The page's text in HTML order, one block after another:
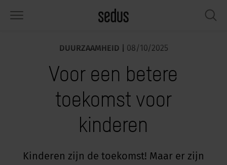
& akoestiek
& Software
Monitor "Sedus INSIGHTS"
"Sedus Solutions"
bij Sedus
& Feiten
& Events
DUURZAAMHEID | 08/10/2025
Voor een betere
toekomst voor
kinderen
Kinderen zijn de toekomst! Maar er zijn